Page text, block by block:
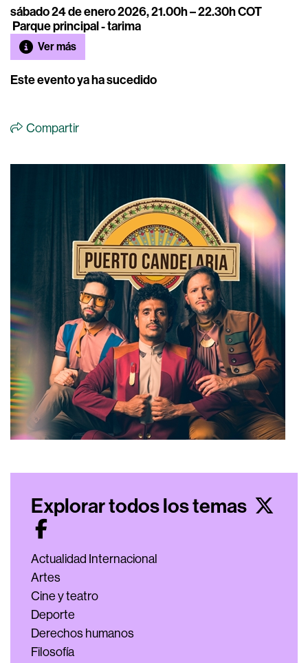
sábado 24 de enero 2026, 21.00h – 22.30h COT
Parque principal - tarima
Ver más
Este evento ya ha sucedido
Compartir
Explorar todos los temas
Actualidad Internacional
Artes
Cine y teatro
Deporte
Derechos humanos
Filosofía